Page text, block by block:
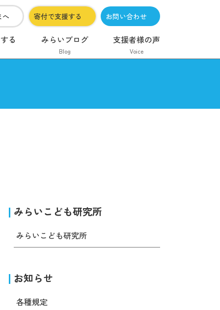
へ 寄付で支援する お問い合わせ
る みらいブログ
Blog
支援者様の声
Voice
みらいこども研究所
みらいこども研究所
お知らせ
各種規定